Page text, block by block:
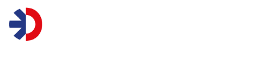
Vergelijk warmtepompen